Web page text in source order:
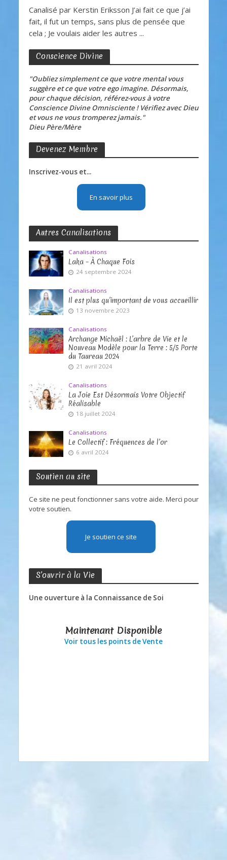
Canalisé par Kerstin Eriksson J’ai fait ce que j’ai
fait, il fut un temps, sans plus de pensée que
cela ; Je voulais aider les autres ...
Conscience Divine
"Oubliez simplement ce que votre mental vous
suggère et ce que votre ego imagine. Désormais,
pour chaque décision, référez-vous à votre
Conscience Divine Omnisciente ! Vérifiez avec Dieu
et vous ne vous tromperez jamais."
Dieu Père/Mère
Devenez Membre
Inscrivez-vous et...
En savoir plus
Autres Canalisations
Canalisations
Laka – À Chaque Fois
24 septembre 2024
Canalisations
Il est plus qu’important de vous accueillir
13 novembre 2023
Canalisations
Archange Michaël : L’arbre de Vie et le
Nouveau Modèle pour la Terre : 5/5 Porte
du Taureau 2024
21 avril 2024
Canalisations
La Joie Est Désormais Votre Objectif
Réalisable
18 juillet 2024
Canalisations
Le Collectif : Fréquences de l’or
6 avril 2024
Soutien au site
Ce site ne peut fonctionner sans votre aide. Merci pour
votre soutien.
Je soutien ce site
S’ouvrir à la Vie
Une ouverture à la Connaissance de Soi
Maintenant Disponible
Voir tous les points de Vente